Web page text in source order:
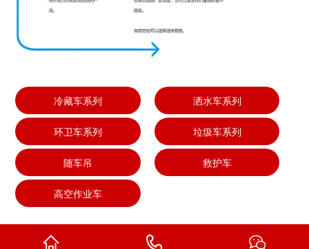
冷藏车系列 洒水车系列
环卫车系列 垃圾车系列
随车吊 救护车
高空作业车